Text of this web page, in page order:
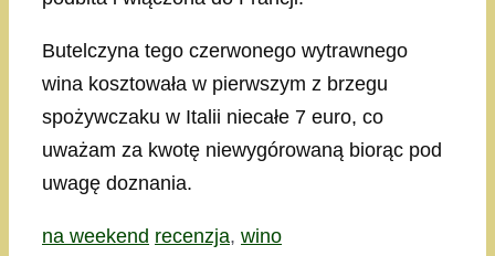
Butelczyna tego czerwonego wytrawnego
wina kosztowała w pierwszym z brzegu
spożywczaku w Italii niecałe 7 euro, co
uważam za kwotę niewygórowaną biorąc pod
uwagę doznania.
Kategorie
na weekend Tagi
recenzja, wino